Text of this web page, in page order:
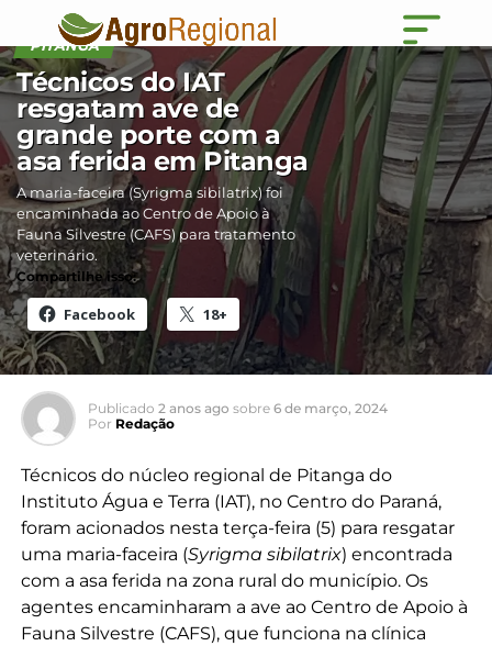
PITANGA
Técnicos do IAT
resgatam ave de
grande porte com a
asa ferida em Pitanga
A maria-faceira (Syrigma sibilatrix) foi
encaminhada ao Centro de Apoio à
Fauna Silvestre (CAFS) para tratamento
veterinário.
Compartilhe isso:
Facebook 18+
Publicado 2 anos ago sobre 6 de março, 2024
Por Redação
Técnicos do núcleo regional de Pitanga do
Instituto Água e Terra (IAT), no Centro do Paraná,
foram acionados nesta terça-feira (5) para resgatar
uma maria-faceira (Syrigma sibilatrix) encontrada
com a asa ferida na zona rural do município. Os
agentes encaminharam a ave ao Centro de Apoio à
Fauna Silvestre (CAFS), que funciona na clínica